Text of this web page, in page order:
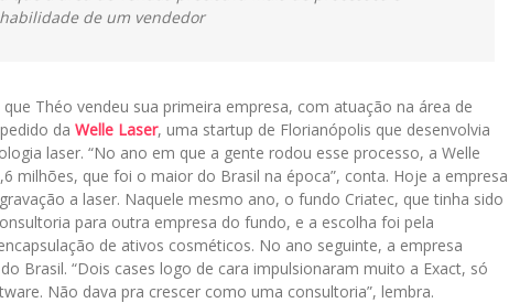
de um vendedor
Théo vendeu sua primeira empresa, com atuação na área de
da Welle Laser, uma startup de Florianópolis que desenvolvia
laser. “No ano em que a gente rodou esse processo, a Welle
milhões, que foi o maior do Brasil na época”, conta. Hoje a empresa
a laser. Naquele mesmo ano, o fundo Criatec, que tinha sido
para outra empresa do fundo, e a escolha foi pela
de ativos cosméticos. No ano seguinte, a empresa
Brasil. “Dois cases logo de cara impulsionaram muito a Exact, só
Não dava pra crescer como uma consultoria”, lembra.